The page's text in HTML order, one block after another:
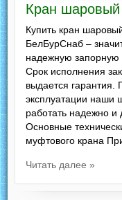
Кран
Купить кран
БелБурСнаб –
надежную запорную
Срок исполнения
выдается гарантия.
эксплуатации наши
работать надежно и
Основные
муфтового крана
Читать далее »